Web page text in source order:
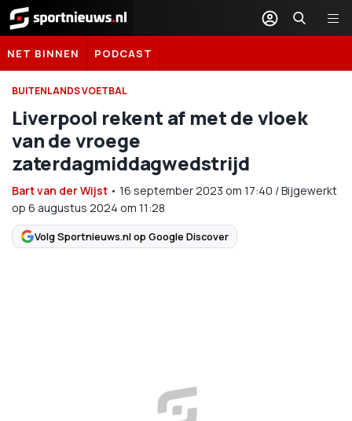
Sportnieuws.nl
NET BINNEN PODCAST
BUITENLANDS VOETBAL
Liverpool rekent af met de vloek
van de vroege
zaterdagmiddagwedstrijd
Bart van der Wijst • 16 september 2023 om 17:40 /Bijgewerkt
op 6 augustus 2024 om 11:28
Volg Sportnieuws.nl op Google Discover